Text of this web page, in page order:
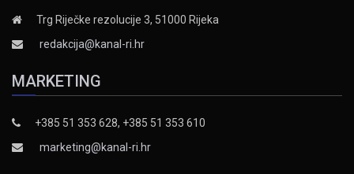
Trg Riječke rezolucije 3, 51000 Rijeka
redakcija@kanal-ri.hr
MARKETING
+385 51 353 628, +385 51 353 610
marketing@kanal-ri.hr